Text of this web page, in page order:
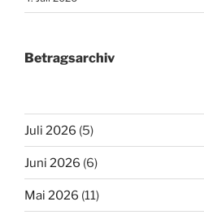
Betragsarchiv
Juli 2026 (5)
Juni 2026 (6)
Mai 2026 (11)